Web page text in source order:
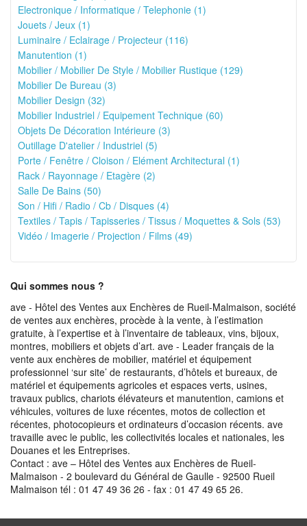
Electronique / Informatique / Telephonie (1)
Jouets / Jeux (1)
Luminaire / Eclairage / Projecteur (116)
Manutention (1)
Mobilier / Mobilier De Style / Mobilier Rustique (129)
Mobilier De Bureau (3)
Mobilier Design (32)
Mobilier Industriel / Equipement Technique (60)
Objets De Décoration Intérieure (3)
Outillage D'atelier / Industriel (5)
Porte / Fenêtre / Cloison / Elément Architectural (1)
Rack / Rayonnage / Etagère (2)
Salle De Bains (50)
Son / Hifi / Radio / Cb / Disques (4)
Textiles / Tapis / Tapisseries / Tissus / Moquettes & Sols (53)
Vidéo / Imagerie / Projection / Films (49)
Qui sommes nous ?
ave - Hôtel des Ventes aux Enchères de Rueil-Malmaison, société
de ventes aux enchères, procède à la vente, à l’estimation
gratuite, à l’expertise et à l’inventaire de tableaux, vins, bijoux,
montres, mobiliers et objets d’art. ave - Leader français de la
vente aux enchères de mobilier, matériel et équipement
professionnel ‘sur site’ de restaurants, d’hôtels et bureaux, de
matériel et équipements agricoles et espaces verts, usines,
travaux publics, chariots élévateurs et manutention, camions et
véhicules, voitures de luxe récentes, motos de collection et
récentes, photocopieurs et ordinateurs d’occasion récents. ave
travaille avec le public, les collectivités locales et nationales, les
Douanes et les Entreprises.
Contact : ave – Hôtel des Ventes aux Enchères de Rueil-
Malmaison - 2 boulevard du Général de Gaulle - 92500 Rueil
Malmaison tél : 01 47 49 36 26 - fax : 01 47 49 65 26.